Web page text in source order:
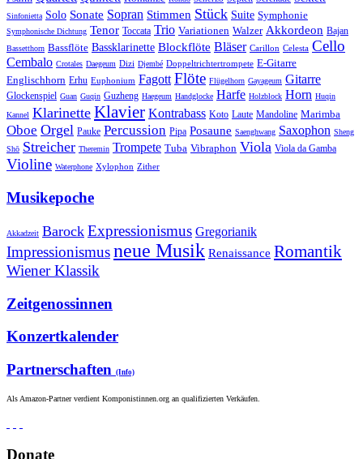
Sinfonietta Solo Sonate Sopran Stimmen Stück Suite Symphonie
Symphonische Dichtung Tenor Toccata Trio Variationen Walzer Akkordeon Bajan
Bassetthorn Bassflöte Bassklarinette Blockflöte Bläser Carillon Celesta Cello
Cembalo Crotales Daegeum Dizi Djembé Doppeltrichtertrompete E-Gitarre
Englischhorn Erhu Euphonium Fagott Flöte Flügelhorn Gayageum Gitarre
Glockenspiel Guan Guqin Guzheng Haegeum Handglocke Harfe Holzblock Horn Huqin
Kannel Klarinette Klavier Kontrabass Koto Laute Mandoline Marimba
Oboe Orgel Pauke Percussion Pipa Posaune Saenghwang Saxophon Sheng
Shō Streicher Theremin Trompete Tuba Vibraphon Viola Viola da Gamba
Violine Waterphone Xylophon Zither
Musikepoche
Akkadzeit Barock Expressionismus Gregorianik
Impressionismusneue Musik Renaissance Romantik
Wiener Klassik
Zeitgenossinnen
Konzertkalender
Partnerschaften (Info)
Als Amazon-Partner verdient Komponistinnen.org an qualifizierten Verkäufen.
Donate